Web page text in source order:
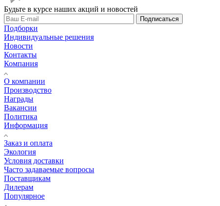
Будьте в курсе наших акций и новостей
Подписаться
Подборки
Индивидуальные решения
Новости
Контакты
Компания
О компании
Производство
Награды
Вакансии
Политика
Информация
Заказ и оплата
Экология
Условия доставки
Часто задаваемые вопросы
Поставщикам
Дилерам
Популярное